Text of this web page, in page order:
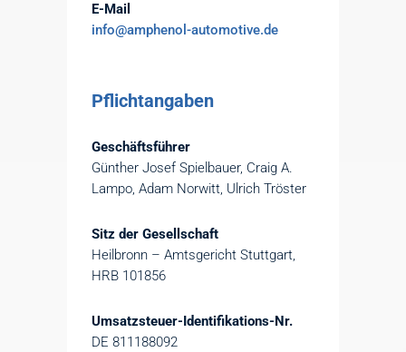
E-Mail
info@amphenol-automotive.de
Pflichtangaben
Geschäftsführer
Günther Josef Spielbauer, Craig A.
Lampo, Adam Norwitt, Ulrich Tröster
Sitz der Gesellschaft
Heilbronn – Amtsgericht Stuttgart,
HRB 101856
Umsatzsteuer-Identifikations-Nr.
DE 811188092